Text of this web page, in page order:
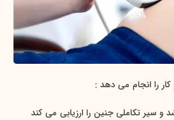
کار را انجام می دهد :
و سیر تکاملی جنین را ارزیابی می کند